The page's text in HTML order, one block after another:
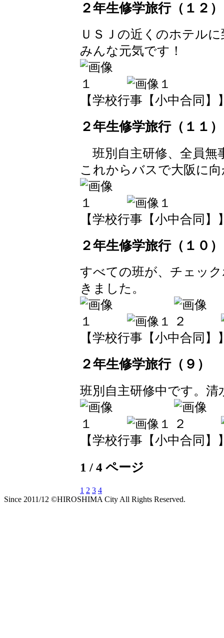
２年生修学旅行（１２）
ＵＳＪの近くのホテル
みんな元気です！
【学校行事【小中合同】
２年生修学旅行（１１）
班別自主研修、全員無
これからバスで大阪に
【学校行事【小中合同】
２年生修学旅行（１０）
すべての班が、チェッ
きました。
【学校行事【小中合同】
２年生修学旅行（９）
班別自主研修中です。清
【学校行事【小中合同】
1 / 4 ページ
1 2 3 4
Since 2011/12 ©HIROSHIMA City All Rights Reserved.